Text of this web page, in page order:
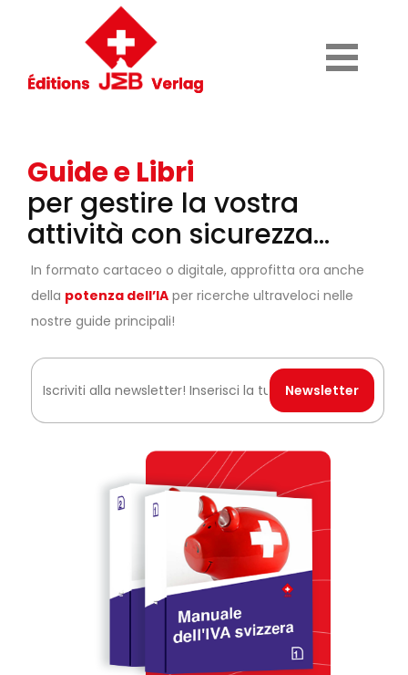
Guide e Libri
per gestire la vostra
attività con sicurezza...
In formato cartaceo o digitale, approfitta ora anche
della potenza dell’IA per ricerche ultraveloci nelle
nostre guide principali!